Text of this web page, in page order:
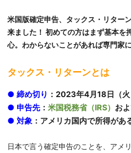
米国版確定申告、タックス・リター
来ました！ 初めての方はまず基本を
心。わからないことがあれば専門家
タックス・リターンとは
● 締め切り ：2023年4月18日（火
● 申告先： 米国税務省（IRS） お
● 対象 ：アメリカ国内で所得があ
日本で言う確定申告のことを、アメ